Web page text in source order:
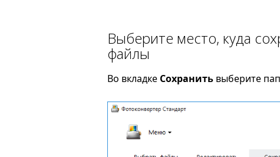
Выберите место, куда
файлы
Во вкладке Сохранитьвыберите